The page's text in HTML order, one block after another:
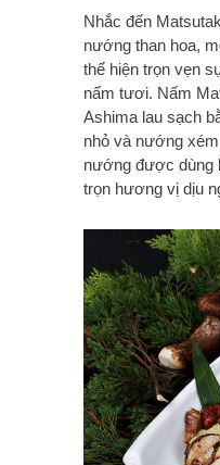
Nhắc đến
nướng than hoa,
thể hiện trọn vẹn
nấm tươi. Nấm
Ashima lau sạch
nhỏ và nướng
nướng được dùng
trọn hương vị dịu